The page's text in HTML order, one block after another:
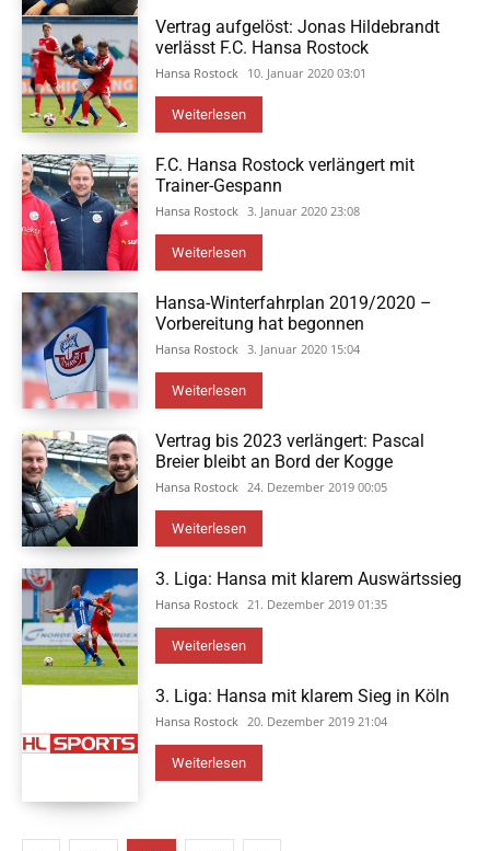
Vertrag aufgelöst: Jonas Hildebrandt
verlässt F.C. Hansa Rostock
Hansa Rostock 10. Januar 2020 03:01
Weiterlesen
F.C. Hansa Rostock verlängert mit
Trainer-Gespann
Hansa Rostock 3. Januar 2020 23:08
Weiterlesen
Hansa-Winterfahrplan 2019/2020 –
Vorbereitung hat begonnen
Hansa Rostock 3. Januar 2020 15:04
Weiterlesen
Vertrag bis 2023 verlängert: Pascal
Breier bleibt an Bord der Kogge
Hansa Rostock 24. Dezember 2019 00:05
Weiterlesen
3. Liga: Hansa mit klarem Auswärtssieg
Hansa Rostock 21. Dezember 2019 01:35
Weiterlesen
3. Liga: Hansa mit klarem Sieg in Köln
Hansa Rostock 20. Dezember 2019 21:04
Weiterlesen